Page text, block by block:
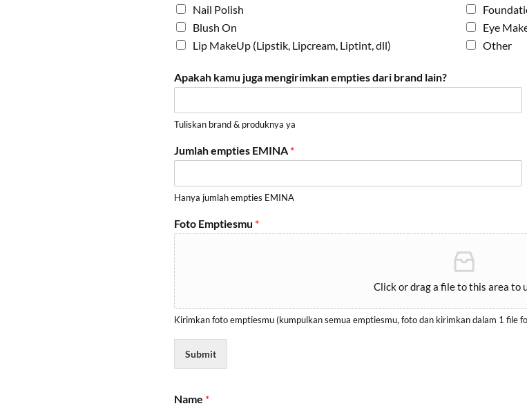
Nail Polish
Blush On
Eye
Lip MakeUp (Lipstik, Lipcream, Liptint, dll)
Other
Apakah kamu juga mengirimkan empties dari brand lain?
Tuliskan brand & produknya ya
Jumlah empties EMINA *
Hanya jumlah empties EMINA
Foto Emptiesmu *
Click or drag a file to this area to
Kirimkan foto emptiesmu (kumpulkan semua emptiesmu, foto dan kirimkan dalam 1 file
Submit
Name *